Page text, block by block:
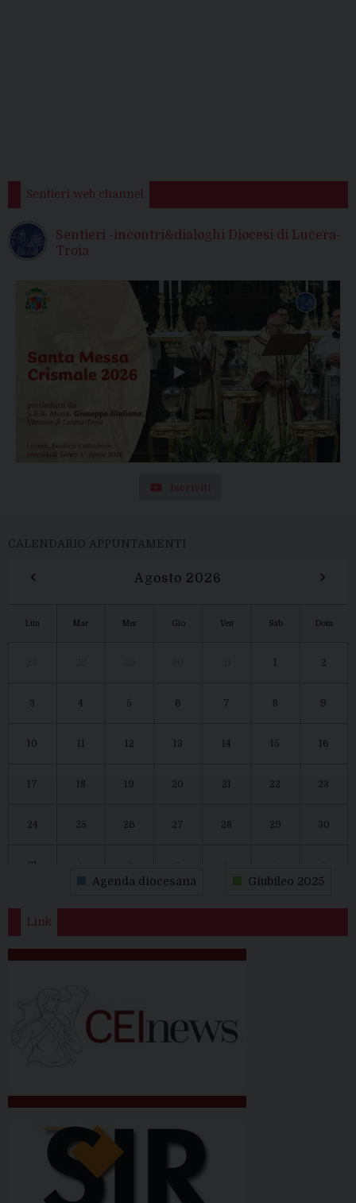
Sentieri web channel
Sentieri -incontri&dialoghi Diocesi di Lucera-
Troia
Iscriviti
CALENDARIO APPUNTAMENTI
‹ Agosto 2026 ›
Lun Mar Mer Gio Ven Sab Dom
2
3 4 5 6 7 8 9
10 12 13 14 15 16
17 18 19 20 21 22 23
24 25 26 27 28 29 30
31
Agenda diocesana Giubileo 2025
Link